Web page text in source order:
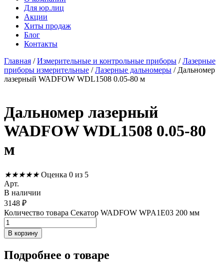
Для юр.лиц
Акции
Хиты продаж
Блог
Контакты
Главная /Измерительные и контрольные приборы /Лазерные
приборы измерительные /Лазерные дальномеры / Дальномер
лазерный WADFOW WDL1508 0.05-80 м
Дальномер лазерный
WADFOW WDL1508 0.05-80
м
★★★★★ Оценка 0 из 5
Арт.
В наличии
3148 ₽
Количество товара Секатор WADFOW WPA1E03 200 мм
В корзину
Подробнее о товаре